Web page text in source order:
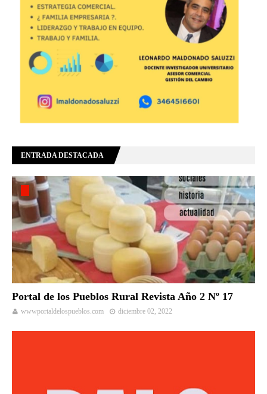
ENTRADA DESTACADA
Portal de los Pueblos Rural Revista Año 2 Nº 17
wwwportaldelospueblos.com diciembre 02, 2022